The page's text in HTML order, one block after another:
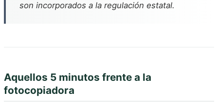
son incorporados a la regulación estatal.
Aquellos 5 minutos frente a la
fotocopiadora